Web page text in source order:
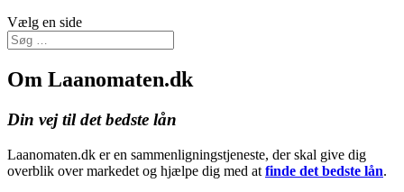
Vælg en side
Om Laanomaten.dk
Din vej til det bedste lån
Laanomaten.dk er en sammenligningstjeneste, der skal give dig
overblik over markedet og hjælpe dig med at finde det bedste lån.